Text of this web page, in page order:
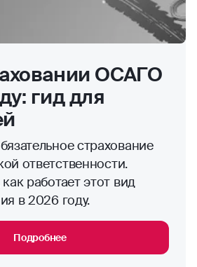
ОСАГО
гид для
страхование
ответственности.
работает этот вид
в 2026 году.
Подробнее